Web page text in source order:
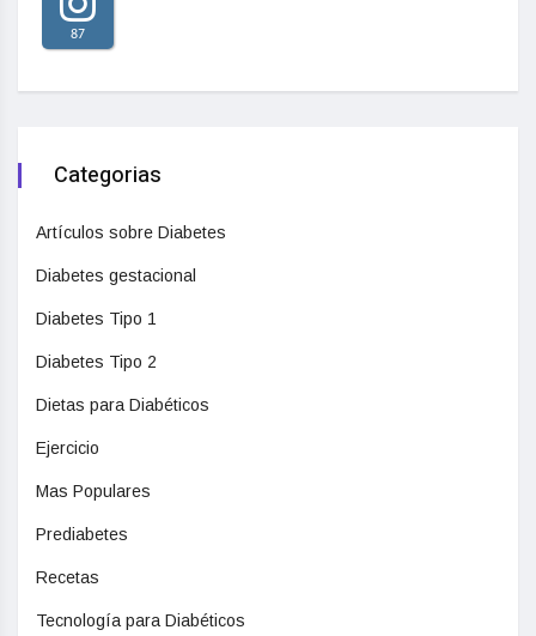
87
Categorias
Artículos sobre Diabetes
Diabetes gestacional
Diabetes Tipo 1
Diabetes Tipo 2
Dietas para Diabéticos
Ejercicio
Mas Populares
Prediabetes
Recetas
Tecnología para Diabéticos